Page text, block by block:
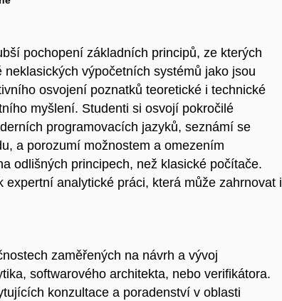
pochopení základních principů, ze kterých
výpočetních systémů jako jsou
osvojení poznatků teoretické i technické
myšlení. Studenti si osvojí pokročilé
programovacích jazyků, seznámí se
a porozumí možnostem a omezením
odlišných principech, než klasické počítače.
analytické práci, která může zahrnovat i
zaměřených na návrh a vývoj
softwarového architekta, nebo verifikátora.
konzultace a poradenství v oblasti